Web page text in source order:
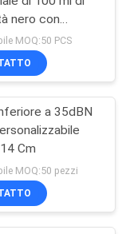
nero con
del timer 1
6 ore/acceso
colore nero
MOQ:50 PCS
a 35dBN
Cm
MOQ:50 pezzi